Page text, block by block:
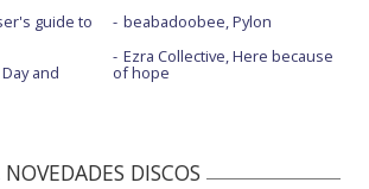
guide to
and
beabadoobee, Pylon
Ezra Collective, Here because
of hope
NOVEDADES DISCOS